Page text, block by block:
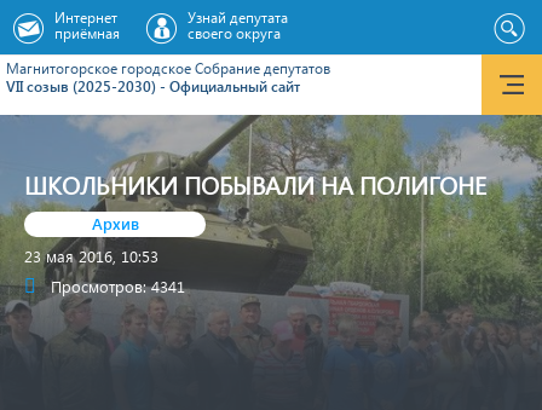
Магнитогорское городское Cобрание депутатов
VII созыв (2025-2030) - Официальный сайт
Интернет
приёмная
Узнай депутата
своего округа
ШКОЛЬНИКИ ПОБЫВАЛИ НА ПОЛИГОНЕ
Архив
23 мая 2016, 10:53
Просмотров: 4341